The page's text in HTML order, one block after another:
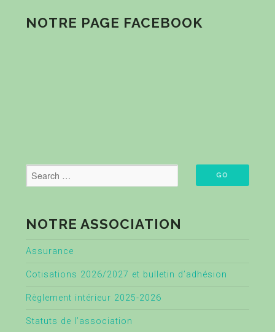
NOTRE PAGE FACEBOOK
NOTRE ASSOCIATION
Assurance
Cotisations 2026/2027 et bulletin d’adhésion
Règlement intérieur 2025-2026
Statuts de l’association